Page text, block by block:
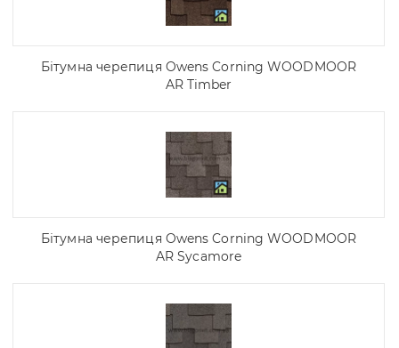
Бітумна черепиця Owens Corning WOODMOOR
AR Timber
Бітумна черепиця Owens Corning WOODMOOR
AR Sycamore